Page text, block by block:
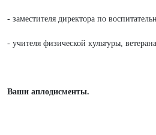
- заместителя директора по
- учителя физической культуры,
Ваши аплодисменты.